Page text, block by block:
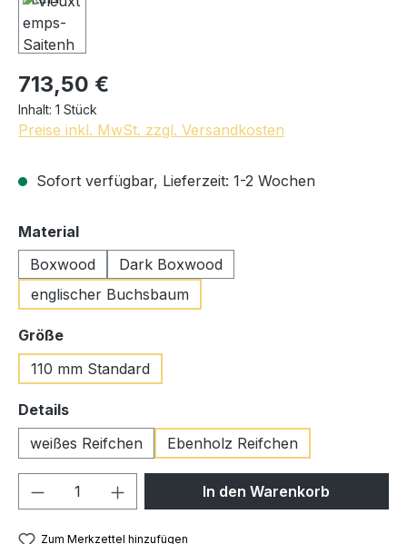
713,50 €
Inhalt: 1 Stück
Preise inkl. MwSt. zzgl. Versandkosten
Sofort verfügbar, Lieferzeit: 1-2 Wochen
Materialauswählen
Boxwood
Dark Boxwood
englischer Buchsbaum
Größeauswählen
110 mm Standard
Detailsauswählen
weißes Reifchen
Ebenholz Reifchen
Produkt Anzahl: Gib denIn den Warenkorb
Zum Merkzettel hinzufügen